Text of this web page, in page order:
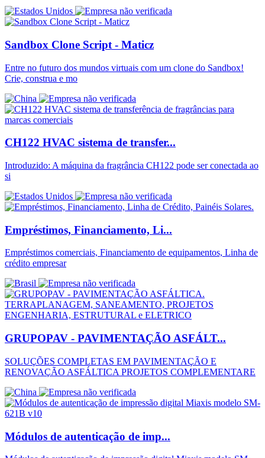
Sandbox Clone Script - Maticz
Entre no futuro dos mundos virtuais com um clone do Sandbox!
Crie, construa e mo
CH122 HVAC sistema de transfer...
Introduzido: A máquina da fragrância CH122 pode ser conectada ao
si
Empréstimos, Financiamento, Li...
Empréstimos comerciais, Financiamento de equipamentos, Linha de
crédito empresar
GRUPOPAV - PAVIMENTAÇÃO ASFÁLT...
SOLUÇÕES COMPLETAS EM PAVIMENTAÇÃO E
RENOVAÇÃO ASFÁLTICA PROJETOS COMPLEMENTARE
Módulos de autenticação de imp...